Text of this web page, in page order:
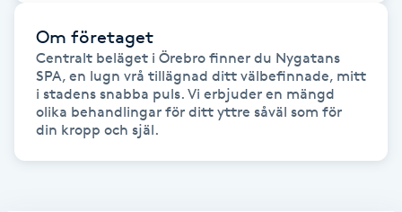
Hårvård
Hälsa
Hälsprickor
Om företaget
Centralt beläget i Örebro finner du Nygatans
SPA, en lugn vrå tillägnad ditt välbefinnade, mitt
i stadens snabba puls. Vi erbjuder en mängd
olika behandlingar för ditt yttre såväl som för
din kropp och själ.